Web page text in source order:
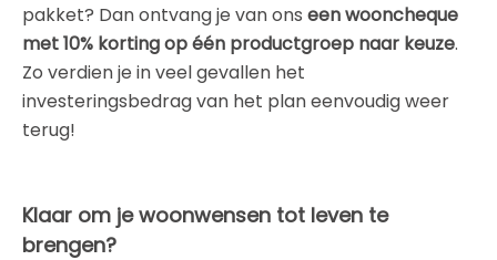
pakket? Dan ontvang je van ons een wooncheque
met 10% korting op één productgroep naar keuze.
Zo verdien je in veel gevallen het
investeringsbedrag van het plan eenvoudig weer
terug!
Klaar om je woonwensen tot leven te
brengen?